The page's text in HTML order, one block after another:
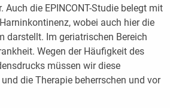
die EPINCONT-Studie belegt mit
wobei auch hier die
darstellt. Im geriatrischen Bereich
Wegen der Häufigkeit des
müssen wir diese
die Therapie beherrschen und vor